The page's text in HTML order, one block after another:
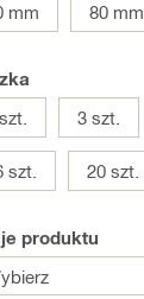
mm
80 mm
3 szt.
szt. 20 szt.
produktu